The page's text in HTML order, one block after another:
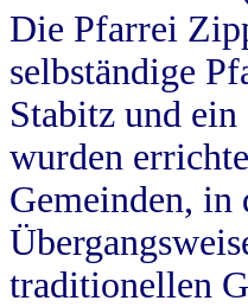
Die Pfarrei
selbständige
Stabitz und
wurden
Gemeinden, in
traditionellen